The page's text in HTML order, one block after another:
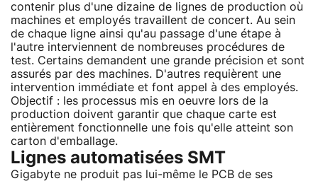
contenir plus d'une dizaine de lignes de production où
machines et employés travaillent de concert. Au sein
de chaque ligne ainsi qu'au passage d'une étape à
l'autre interviennent de nombreuses procédures de
test. Certains demandent une grande précision et sont
assurés par des machines. D'autres requièrent une
intervention immédiate et font appel à des employés.
Objectif : les processus mis en oeuvre lors de la
production doivent garantir que chaque carte est
entièrement fonctionnelle une fois qu'elle atteint son
carton d'emballage.
Lignes automatisées SMT
Gigabyte ne produit pas lui-même le PCB de ses